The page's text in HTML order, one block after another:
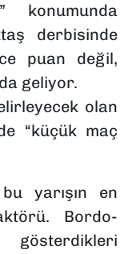
konumunda
derbisinde
puan değil,
geliyor.
olan
“küçük maç
yarışın en
Bordo-
gösterdikleri